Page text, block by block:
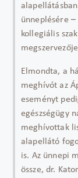
ünneplésére –
kollegiális
Elmondta, a
meghívót az
eseményt
egészségügy
meghívottak
alapellátó
is. Az ünnepi
össze, dr.